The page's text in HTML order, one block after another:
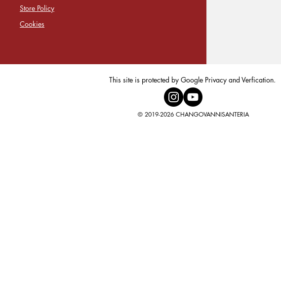
Store Policy
Cookies
This site is protected by Google Privacy and Verfication.
© 2019-2026 CHANGOVANNISANTERIA